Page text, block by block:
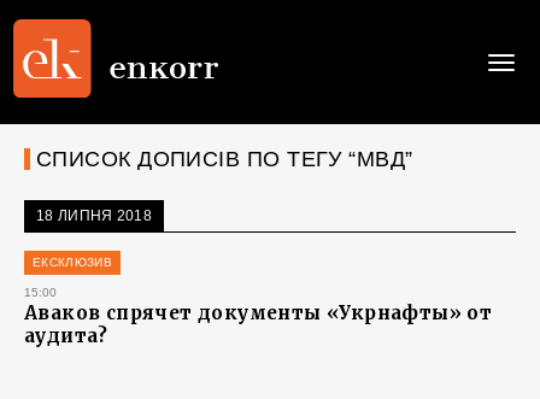
СПИСОК ДОПИСІВ ПО ТЕГУ “МВД”
18 ЛИПНЯ 2018
ЕКСКЛЮЗИВ
15:00
Аваков спрячет документы «Укрнафты» от
аудита?